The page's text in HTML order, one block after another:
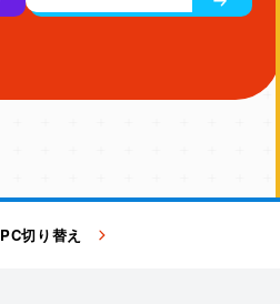
PC切り替え